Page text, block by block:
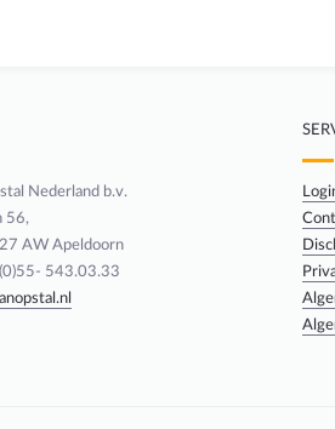
Nederland b.v.
56,
AW Apeldoorn
543.03.33